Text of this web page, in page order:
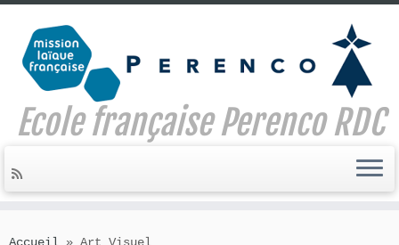
to
Ecole française Perenco RDC